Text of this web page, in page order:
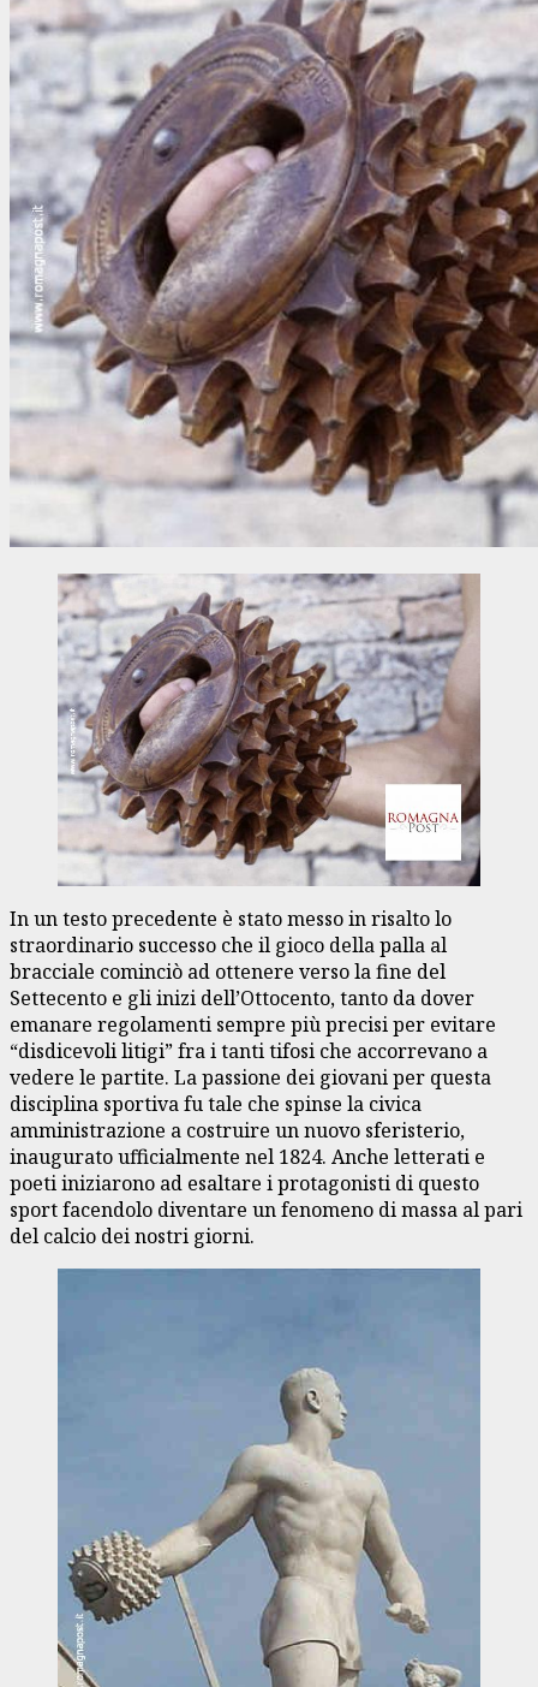
In un testo precedente è stato messo in risalto lo
straordinario successo che il gioco della palla al
bracciale cominciò ad ottenere verso la fine del
Settecento e gli inizi dell’Ottocento, tanto da dover
emanare regolamenti sempre più precisi per evitare
“disdicevoli litigi” fra i tanti tifosi che accorrevano a
vedere le partite. La passione dei giovani per questa
disciplina sportiva fu tale che spinse la civica
amministrazione a costruire un nuovo sferisterio,
inaugurato ufficialmente nel 1824. Anche letterati e
poeti iniziarono ad esaltare i protagonisti di questo
sport facendolo diventare un fenomeno di massa al pari
del calcio dei nostri giorni.